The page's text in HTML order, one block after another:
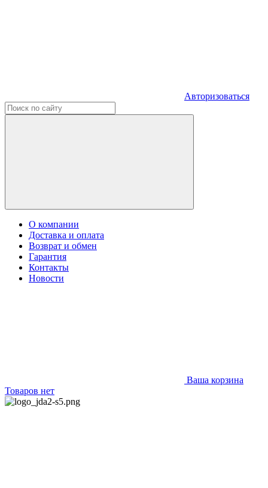
Авторизоваться
О компании
Доставка и оплата
Возврат и обмен
Гарантия
Контакты
Новости
Ваша корзина
Товаров нет